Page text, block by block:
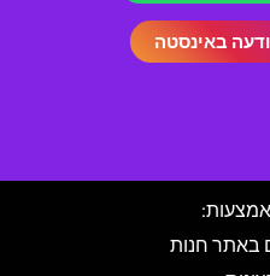
באינסטה